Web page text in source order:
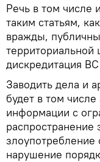
Речь в том числе
таким статьям,
вражды,
территориальной
дискредитация
Заводить дела и
будет в том
информации с
распространение
нарушение